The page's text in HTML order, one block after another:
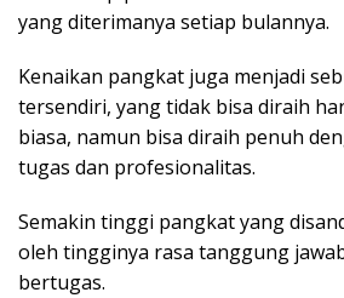
yang diterimanya setiap bulannya.
Kenaikan pangkat juga menjadi
tersendiri, yang tidak bisa diraih
biasa, namun bisa diraih penuh
tugas dan profesionalitas.
Semakin tinggi pangkat yang
oleh tingginya rasa tanggung
bertugas.